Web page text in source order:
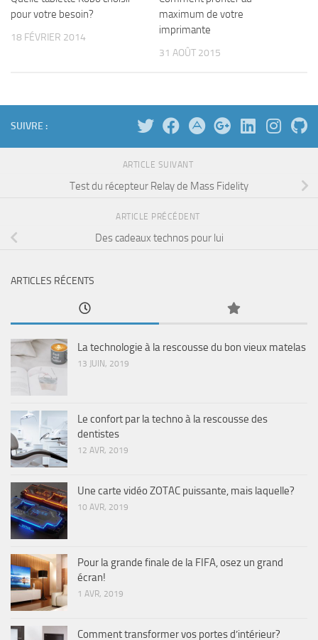
pour votre besoin?
18 FÉVRIER 2014
maximum de votre
imprimante
31 AOÛT 2015
SUIVRE :
ARTICLE SUIVANT
Test du récepteur Relay de Mass Fidelity
ARTICLE PRÉCÉDENT
Des cadeaux technos pour lui
ARTICLES RÉCENTS
La technologie à la rescousse du bon vieux matelas
13 JUIN, 2019
Le confort par la techno à la rescousse des
dentistes
12 AVR, 2019
Une carte vidéo ZOTAC puissante, mais laquelle?
10 AVR, 2019
Pour la grande finale de la FIFA, osez un grand
écran!
1 AVR, 2019
Comment transformer vos portes d’intérieur?